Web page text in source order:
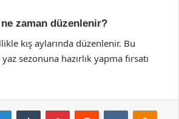
ne zaman düzenlenir?
kış aylarında düzenlenir. Bu
sezonuna hazırlık yapma fırsatı
LinkedInTumblr PinterestReddit VKontakte